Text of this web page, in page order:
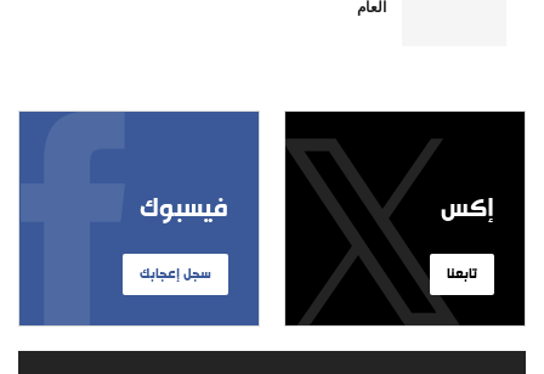
العام
فيسبوك
سجل إعجابك
إكس
تابعنا